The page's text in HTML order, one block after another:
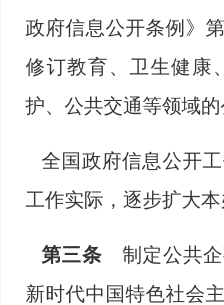
政府信息公开条例》
修订教育、卫生健康
护、公共交通等领域
全国政府信息公开
工作实际，逐步扩大
第三条制定公共企
新时代中国特色社会